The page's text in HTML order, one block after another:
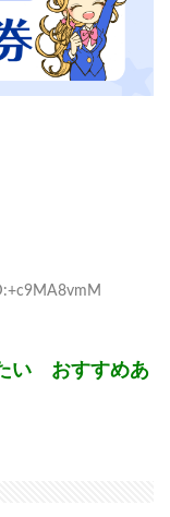
い おすすめあ